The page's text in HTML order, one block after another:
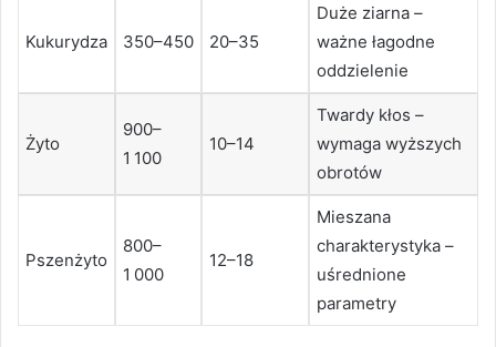
Kukurydza 350–450 20–35
Duże ziarna –
ważne łagodne
oddzielenie
Żyto
900–
1 100
10–14
Twardy kłos –
wymaga wyższych
obrotów
Pszenżyto
800–
1 000
12–18
Mieszana
charakterystyka –
uśrednione
parametry